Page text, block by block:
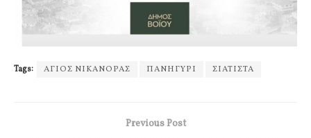
Tags: ΑΓΙΟΣ ΝΙΚΑΝΟΡΑΣ ΠΑΝΗΓΥΡΙ ΣΙΑΤΙΣΤΑ
Previous Post